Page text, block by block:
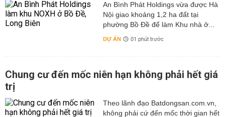
An Bình Phát Holdings vừa được Hà
Nội giao khoảng 1,2 ha đất tại
phường Bồ Đề để làm Khu nhà ở...
DỰ ÁN 01 phút trước
Chung cư đến mốc niên hạn không phải hết giá
trị
Theo lãnh đạo Batdongsan.com.vn,
không phải cứ đến mốc thời gian hết